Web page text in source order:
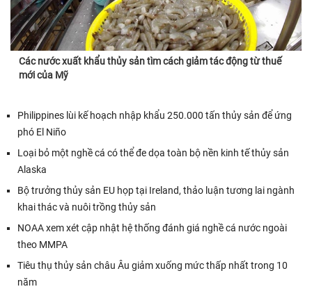
Các nước xuất khẩu thủy sản tìm cách giảm tác động từ thuế
mới của Mỹ
Philippines lùi kế hoạch nhập khẩu 250.000 tấn thủy sản để ứng
phó El Niño
Loại bỏ một nghề cá có thể đe dọa toàn bộ nền kinh tế thủy sản
Alaska
Bộ trưởng thủy sản EU họp tại Ireland, thảo luận tương lai ngành
khai thác và nuôi trồng thủy sản
NOAA xem xét cập nhật hệ thống đánh giá nghề cá nước ngoài
theo MMPA
Tiêu thụ thủy sản châu Âu giảm xuống mức thấp nhất trong 10
năm